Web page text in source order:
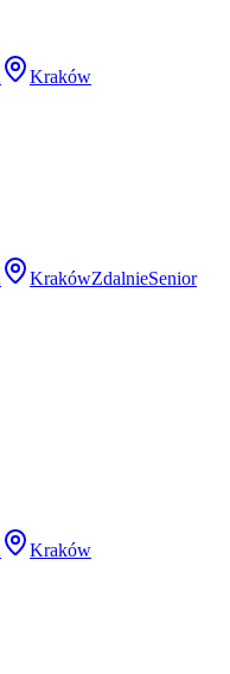
Kraków
KrakówZdalnieSenior
Kraków